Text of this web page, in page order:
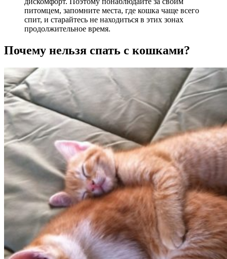
питомцем, запомните места, где кошка чаще всего
спит, и старайтесь не находиться в этих зонах
продолжительное время.
Почему нельзя спать с кошками?